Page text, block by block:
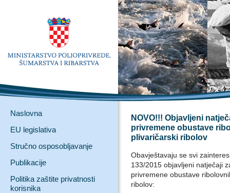
Naslovna
EU legislativa
Stručno osposobljavanje
Publikacije
Politika zaštite privatnosti
korisnika
NOVO!!! Objavljeni
privremene obustave
plivaričarski ribolov
Obavještavaju se svi
133/2015 objavljeni natječaji
privremene obustave
ribolov: